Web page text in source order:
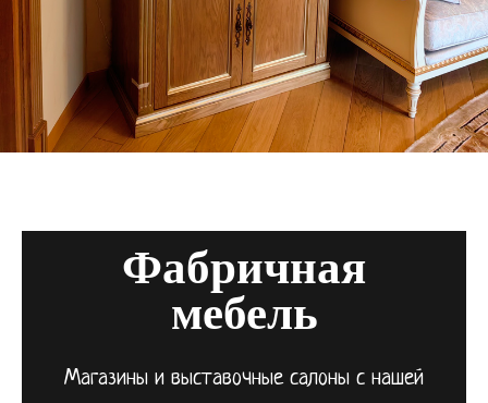
Фабричная
мебель
Магазины и выставочные салоны с нашей